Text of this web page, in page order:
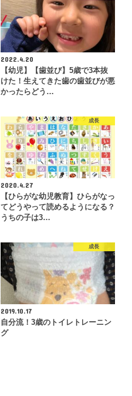
2022.4.20
【幼児】【歯並び】5歳で3本抜
けた！生えてきた歯の歯並びが悪
かったらどう…
成長
2020.4.27
【ひらがな幼児教育】ひらがなっ
てどうやって読めるようになる？
うちの子は3…
成長
2019.10.17
自分流！3歳のトイレトレーニン
グ